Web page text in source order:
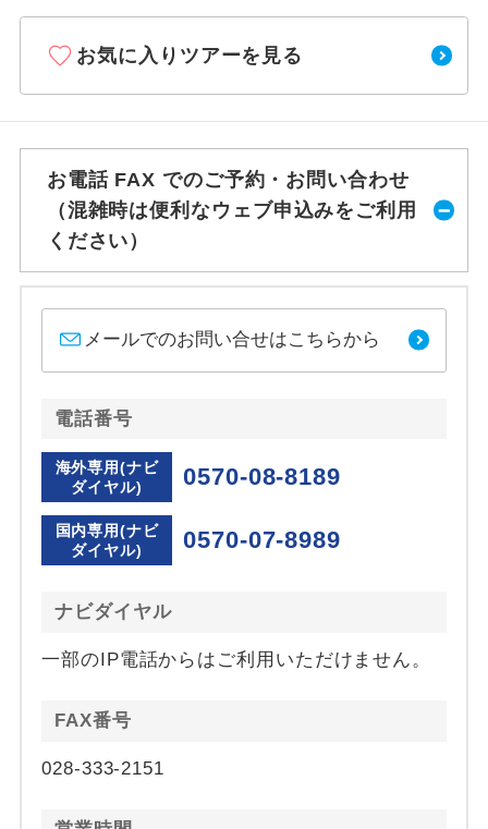
お気に入りツアーを見る
お電話 FAX でのご予約・お問い合わせ
（混雑時は便利なウェブ申込みをご利用
ください）
メールでのお問い合せはこちらから
電話番号
海外専用(ナビ
ダイヤル)
0570-08-8189
国内専用(ナビ
ダイヤル)
0570-07-8989
ナビダイヤル
一部のIP電話からはご利用いただけません。
FAX番号
028-333-2151